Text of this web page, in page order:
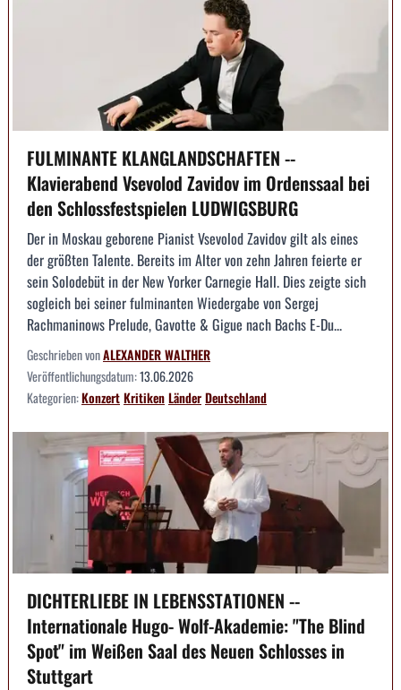
FULMINANTE KLANGLANDSCHAFTEN --
Klavierabend Vsevolod Zavidov im Ordenssaal bei
den Schlossfestspielen LUDWIGSBURG
Der in Moskau geborene Pianist Vsevolod Zavidov gilt als eines
der größten Talente. Bereits im Alter von zehn Jahren feierte er
sein Solodebüt in der New Yorker Carnegie Hall. Dies zeigte sich
sogleich bei seiner fulminanten Wiedergabe von Sergej
Rachmaninows Prelude, Gavotte & Gigue nach Bachs E-Du...
Geschrieben vonALEXANDER WALTHER
Veröffentlichungsdatum:13.06.2026
Kategorien:KonzertKritikenLänderDeutschland
DICHTERLIEBE IN LEBENSSTATIONEN --
Internationale Hugo- Wolf-Akademie: "The Blind
Spot" im Weißen Saal des Neuen Schlosses in
Stuttgart